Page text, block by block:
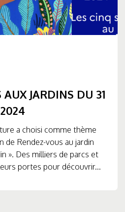
JARDINS DU 31
a choisi comme thème
de Rendez-vous au jardin
». Des milliers de parcs et
portes pour découvrir...